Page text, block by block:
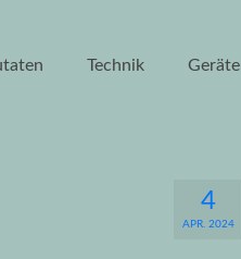
Technik Geräte
4
APR. 2024